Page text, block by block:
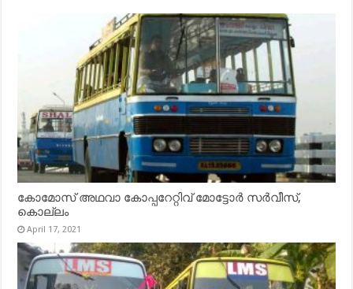
കോമോസ് അഥവാ കോപ്പറേറ്റിവ് മോട്ടോര്‍ സര്‍വീസ്,
കൊല്ലം
April 17, 2021